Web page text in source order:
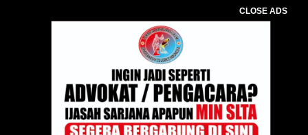
CLOSE ADS